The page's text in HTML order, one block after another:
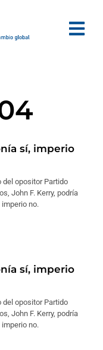
sí, imperio
del opositor Partido
John F. Kerry, podría
no.
sí, imperio
del opositor Partido
John F. Kerry, podría
no.